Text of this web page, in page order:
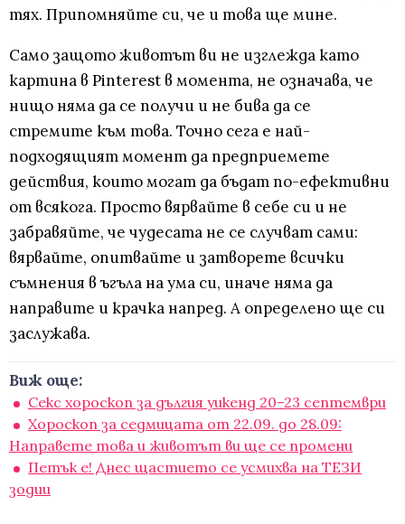
тях. Припомняйте си, че и това ще мине.
Само защото животът ви не изглежда като
картина в Pinterest в момента, не означава, че
нищо няма да се получи и не бива да се
стремите към това. Точно сега е най-
подходящият момент да предприемете
действия, които могат да бъдат по-ефективни
от всякога. Просто вярвайте в себе си и не
забравяйте, че чудесата не се случват сами:
вярвайте, опитвайте и затворете всички
съмнения в ъгъла на ума си, иначе няма да
направите и крачка напред. А определено ще си
заслужава.
Виж още:
Секс хороскоп за дългия уикенд 20–23 септември
Хороскоп за седмицата от 22.09. до 28.09:
Направете това и животът ви ще се промени
Петък е! Днес щастието се усмихва на ТЕЗИ
зодии